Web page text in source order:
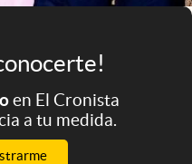
en El Cronista
a tu medida.